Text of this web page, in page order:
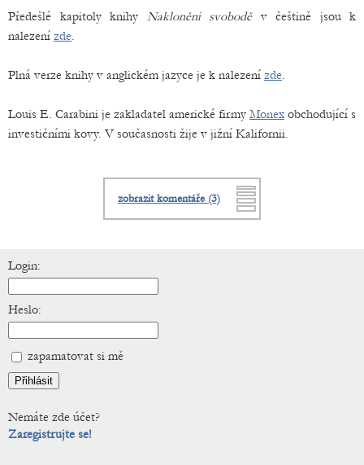
Předešlé kapitoly knihy Nakloněni svoboděv češtině jsou k
nalezení zde.
Plná verze knihy v anglickém jazyce je k nalezení zde.
Louis E. Carabini je zakladatel americké firmy Monex obchodující s
investičními kovy. V současnosti žije v jižní Kalifornii.
zobrazit komentáře (3)
Login:
Heslo:
zapamatovat si mě
Nemáte zde účet?
Zaregistrujte se!